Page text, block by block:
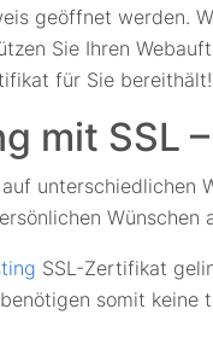
geöffnet werden.
Sie Ihren
für Sie bereithält!
mit SSL
unterschiedlichen
SSL-Zertifikat
somit keine